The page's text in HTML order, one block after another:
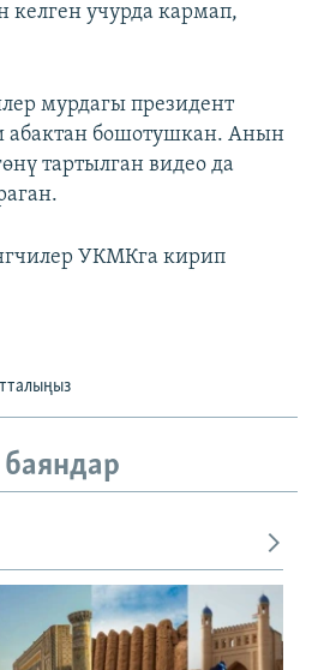
келген учурда кармап,
мурдагы президент
абактан бошотушкан. Анын
тартылган видео да
УКМКга кирип